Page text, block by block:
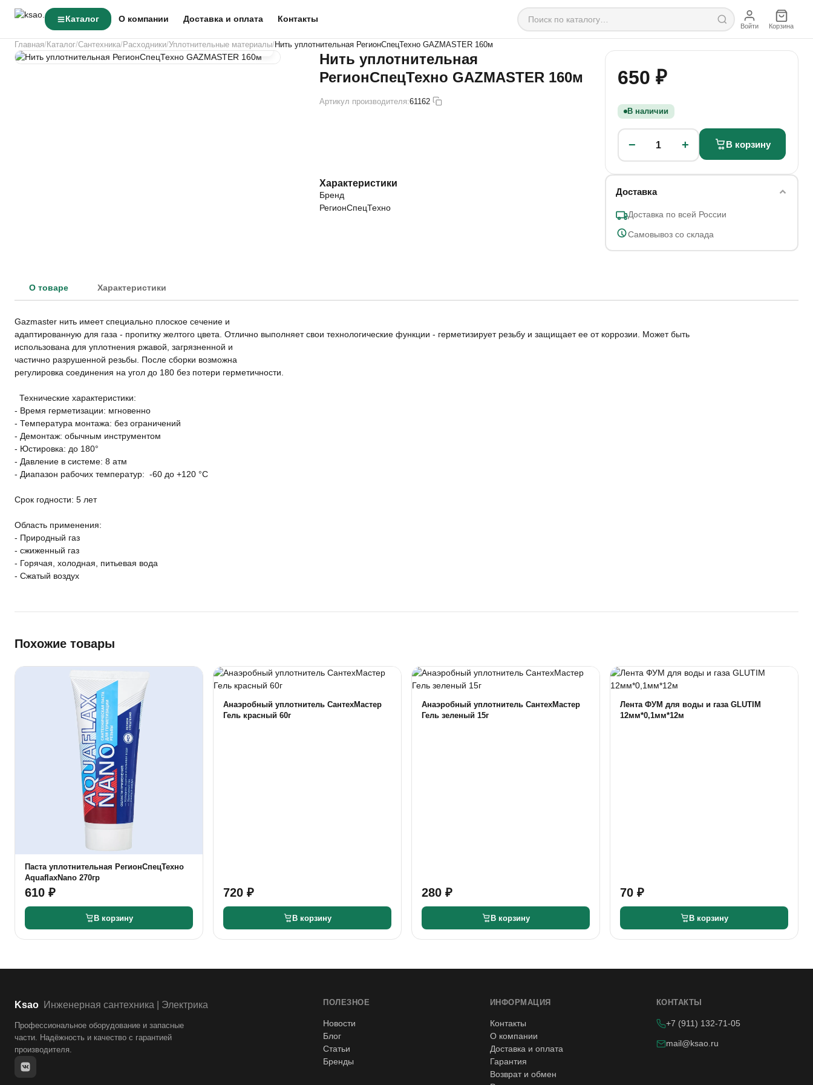
Каталог О компании Доставка и оплата Контакты
Войти Корзина
Главная Каталог Сантехника Расходники Уплотнительные материалы Нить уплотнительная РегионСпецТехно GAZMASTER 160м
Нить уплотнительная
РегионСпецТехно GAZMASTER 160м
Артикул производителя:61162
650 ₽
В наличии
− 1 + В корзину
Доставка
Доставка по всей России
Самовывоз со склада
Характеристики
Бренд
РегионСпецТехно
О товаре Характеристики
Gazmaster нить имеет специально плоское сечение и
адаптированную для газа - пропитку желтого цвета. Отлично выполняет свои технологические функции - герметизирует резьбу и защищает ее от коррозии. Может быть
использована для уплотнения ржавой, загрязненной и
частично разрушенной резьбы. После сборки возможна
регулировка соединения на угол до 180 без потери герметичности.
Технические характеристики:
- Время герметизации: мгновенно
- Температура монтажа: без ограничений
- Демонтаж: обычным инструментом
- Юстировка: до 180°
- Давление в системе: 8 атм
- Диапазон рабочих температур: -60 до +120 °C
Срок годности: 5 лет
Область применения:
- Природный газ
- сжиженный газ
- Горячая, холодная, питьевая вода
- Сжатый воздух
Похожие товары
Паста уплотнительная РегионСпецТехно
AquaflaxNano 270гр
610 ₽
В корзину
Анаэробный уплотнитель СантехМастер
Гель красный 60г
720 ₽
В корзину
Анаэробный уплотнитель СантехМастер
Гель зеленый 15г
280 ₽
В корзину
Лента ФУМ для воды и газа GLUTIM
12мм*0,1мм*12м
70 ₽
В корзину
Ksao Инженерная сантехника | Электрика
Профессиональное оборудование и запасные
части. Надёжность и качество с гарантией
производителя.
ПОЛЕЗНОЕ
Новости
Блог
Статьи
Бренды
ИНФОРМАЦИЯ
Контакты
О компании
Доставка и оплата
Гарантия
Возврат и обмен
КОНТАКТЫ
+7 (911) 132-71-05
mail@ksao.ru